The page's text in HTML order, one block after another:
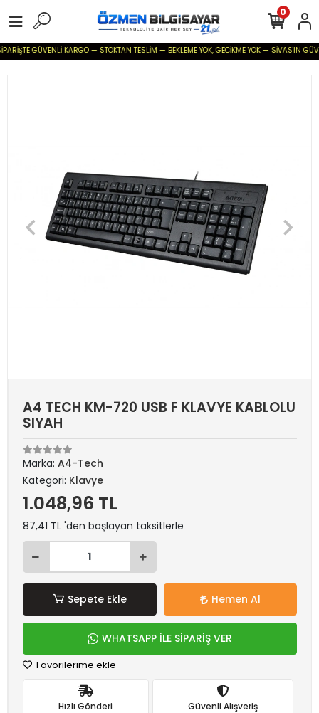
GÜVENLİ KARGO — STOKTAN TESLİM — BEKLEME YOK, GECİKME YOK — SİVAS'IN
0
A4 TECH KM-720 USB F KLAVYE KABLOLU
SIYAH
Marka: A4-Tech
Kategori: Klavye
1.048,96 TL
87,41 TL 'den başlayan taksitlerle
Sepete Ekle Hemen Al
WHATSAPP İLE SİPARİŞ VER
Favorilerime ekle
Hızlı Gönderi Güvenli Alışveriş